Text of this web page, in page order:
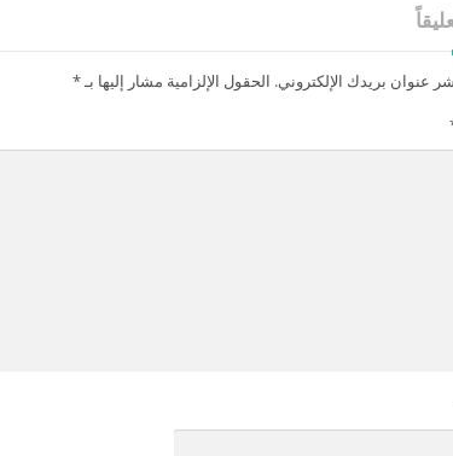
عنوان بريدك الإلكتروني. الحقول الإلزامية مشار إليها بـ*